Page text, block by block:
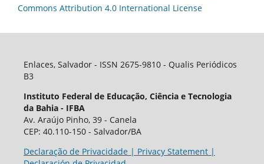
Commons Attribution 4.0 International License
Enlaces, Salvador - ISSN 2675-9810 - Qualis Periódicos
B3
Instituto Federal de Educação, Ciência e Tecnologia
da Bahia - IFBA
Av. Araújo Pinho, 39 - Canela
CEP: 40.110-150 - Salvador/BA
Declaração de Privacidade | Privacy Statement |